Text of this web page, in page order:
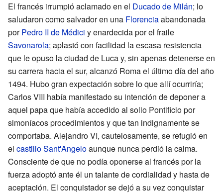
El francés irrumpió aclamado en el Ducado de Milán; lo
saludaron como salvador en una Florenciaabandonada
porPedro II de Médici y enardecida por el fraile
Savonarola; aplastó con facilidad la escasa resistencia
que le opuso la ciudad de Luca y, sin apenas detenerse en
su carrera hacia el sur, alcanzó Roma el último día del año
1494. Hubo gran expectación sobre lo que allí ocurriría;
CarlosVIII había manifestado su intención de deponer a
aquel papa que había accedido al solio Pontificio por
simoníacos procedimientos y que tan indignamente se
comportaba. AlejandroVI, cautelosamente, se refugió en
el castillo Sant'Angeloaunque nunca perdió la calma.
Consciente de que no podía oponerse al francés por la
fuerza adoptó ante él un talante de cordialidad y hasta de
aceptación. El conquistador se dejó a su vez conquistar